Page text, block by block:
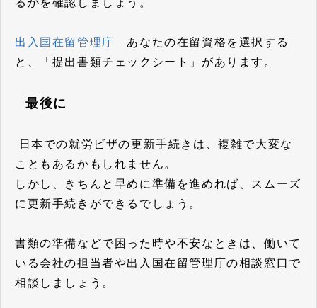
るかを確認しましょう。
出入国在留管理庁
あなたの在留資格を選択する
と、「提出書類チェックシート」があります。
最後に
日本での就労ビザの更新手続きは、複雑で大変な
こともあるかもしれません。
しかし、きちんと早めに準備を進めれば、スムーズ
に更新手続きができるでしょう。
書類の準備などで困った時や不安なときは、働いて
いる会社の担当者や出入国在留管理庁の相談窓口で
相談しましょう。